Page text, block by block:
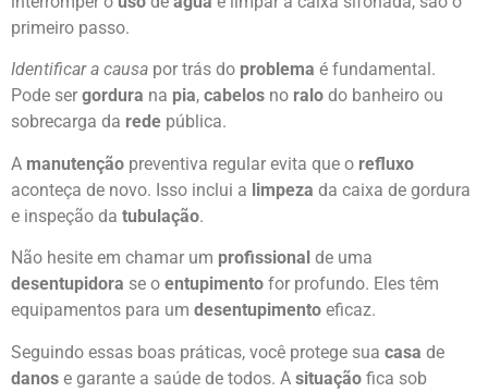
primeiro passo.
Identificar a causa por trás do problema é fundamental.
Pode ser gordura na pia, cabelos no ralo do banheiro ou
sobrecarga da rede pública.
A manutenção preventiva regular evita que o refluxo
aconteça de novo. Isso inclui a limpeza da caixa de gordura
e inspeção da tubulação.
Não hesite em chamar um profissional de uma
desentupidora se o entupimento for profundo. Eles têm
equipamentos para um desentupimento eficaz.
Seguindo essas boas práticas, você protege sua casa de
danos e garante a saúde de todos. A situação fica sob